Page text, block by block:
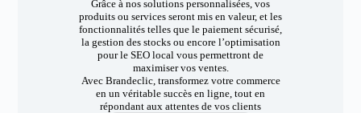
Grâce à nos solutions personnalisées, vos
produits ou services seront mis en valeur, et les
fonctionnalités telles que le paiement sécurisé,
la gestion des stocks ou encore l’optimisation
pour le SEO local vous permettront de
maximiser vos ventes.
Avec Brandeclic, transformez votre commerce
en un véritable succès en ligne, tout en
répondant aux attentes de vos clients